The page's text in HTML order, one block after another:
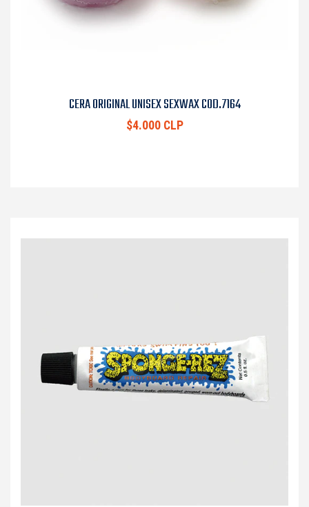
CERA ORIGINAL UNISEX SEXWAX COD.7164
$4.000 CLP